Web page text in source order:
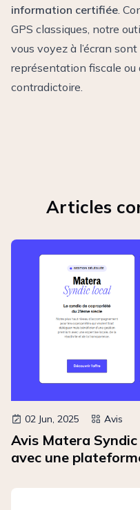
information certifiée.
GPS classiques, notre
vous voyez à l’écran
représentation fiscale ou
contradictoire.
Articles
02 Jun, 2025 Avis
Avis Matera
avec une